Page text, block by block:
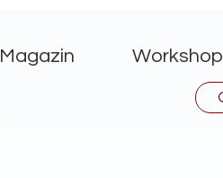
Magazin Workshop